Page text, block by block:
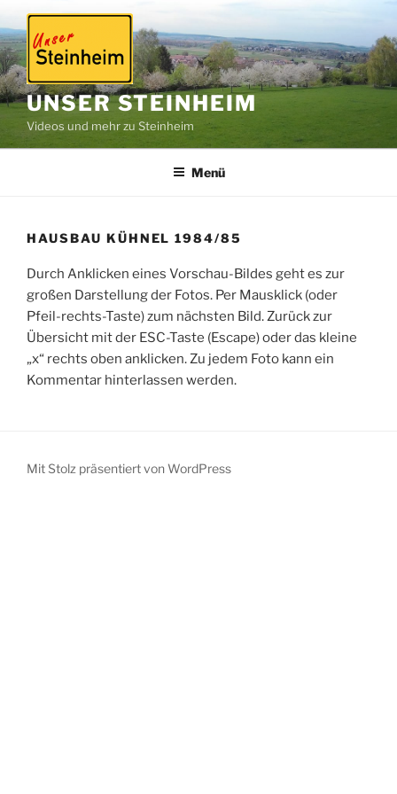
Inhalt
springen
UNSER STEINHEIM
Videos und mehr zu Steinheim
Menü
HAUSBAU KÜHNEL 1984/85
Durch Anklicken eines Vorschau-Bildes geht es zur
großen Darstellung der Fotos. Per Mausklick (oder
Pfeil-rechts-Taste) zum nächsten Bild. Zurück zur
Übersicht mit der ESC-Taste (Escape) oder das kleine
„x“ rechts oben anklicken. Zu jedem Foto kann ein
Kommentar hinterlassen werden.
Mit Stolz präsentiert von WordPress